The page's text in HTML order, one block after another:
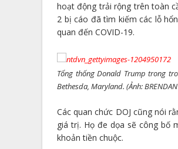
hoạt động trải rộng trên toàn
2 bị cáo đã tìm kiếm các lỗ
quan đến COVID-19.
Tổng thống Donald Trump trong
Bethesda, Maryland. (Ảnh:
Các quan chức DOJ cũng nói
giá trị. Họ đe dọa sẽ công bố
khoản tiền chuộc.